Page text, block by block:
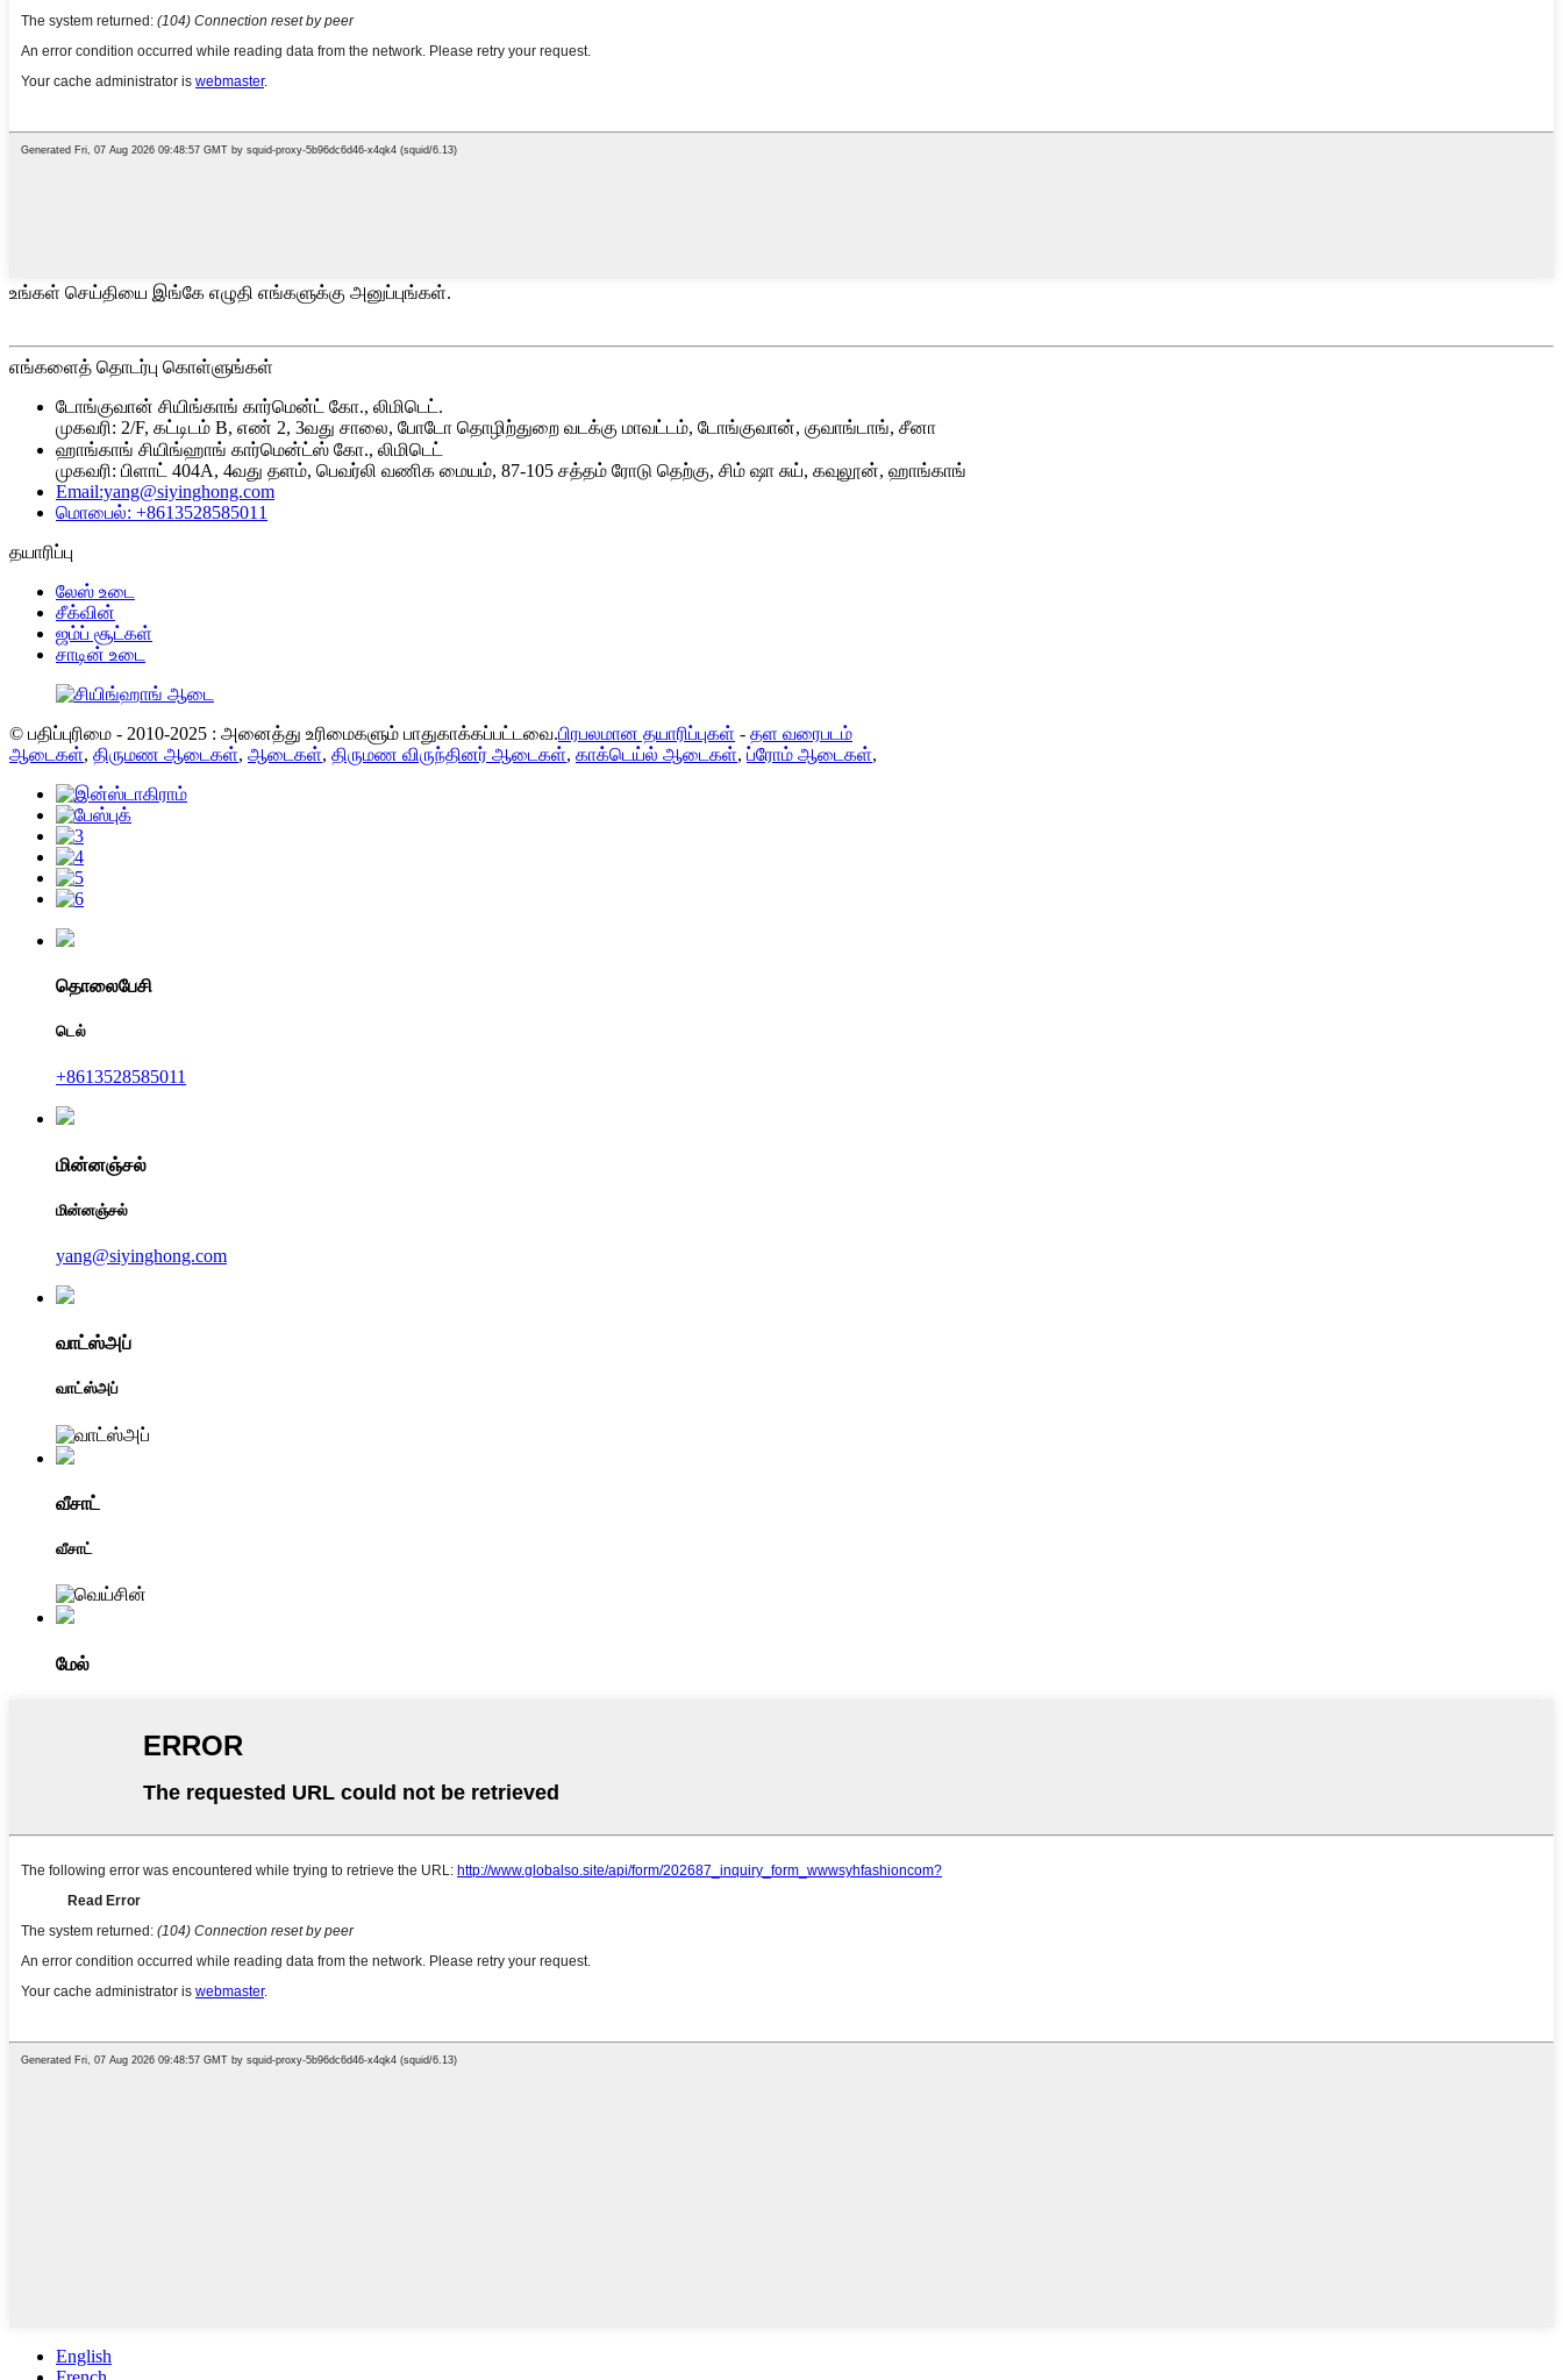
உங்கள் செய்தியை இங்கே எழுதி எங்களுக்கு அனுப்புங்கள்.
எங்களைத் தொடர்பு கொள்ளுங்கள்
டோங்குவான் சியிங்காங் கார்மென்ட் கோ., லிமிடெட்.
முகவரி: 2/F, கட்டிடம் B, எண் 2, 3வது சாலை, போடோ தொழிற்துறை வடக்கு மாவட்டம், டோங்குவான், குவாங்டாங், சீனா
ஹாங்காங் சியிங்ஹாங் கார்மென்ட்ஸ் கோ., லிமிடெட்
முகவரி: பிளாட் 404A, 4வது தளம், பெவர்லி வணிக மையம், 87-105 சத்தம் ரோடு தெற்கு, சிம் ஷா சுய், கவுலூன், ஹாங்காங்
Email:yang@siyinghong.com
மொபைல்: +8613528585011
தயாரிப்பு
லேஸ் உடை
சீக்வின்
ஜம்ப் சூட்கள்
சாடின் உடை
© பதிப்புரிமை - 2010-2025 : அனைத்து உரிமைகளும் பாதுகாக்கப்பட்டவை.பிரபலமான தயாரிப்புகள் - தள வரைபடம்
ஆடைகள், திருமண ஆடைகள், ஆடைகள், திருமண விருந்தினர் ஆடைகள், காக்டெய்ல் ஆடைகள், ப்ரோம் ஆடைகள்,
தொலைபேசி
டெல்
+8613528585011
மின்னஞ்சல்
மின்னஞ்சல்
yang@siyinghong.com
வாட்ஸ்அப்
வாட்ஸ்அப்
வீசாட்
வீசாட்
மேல்
English